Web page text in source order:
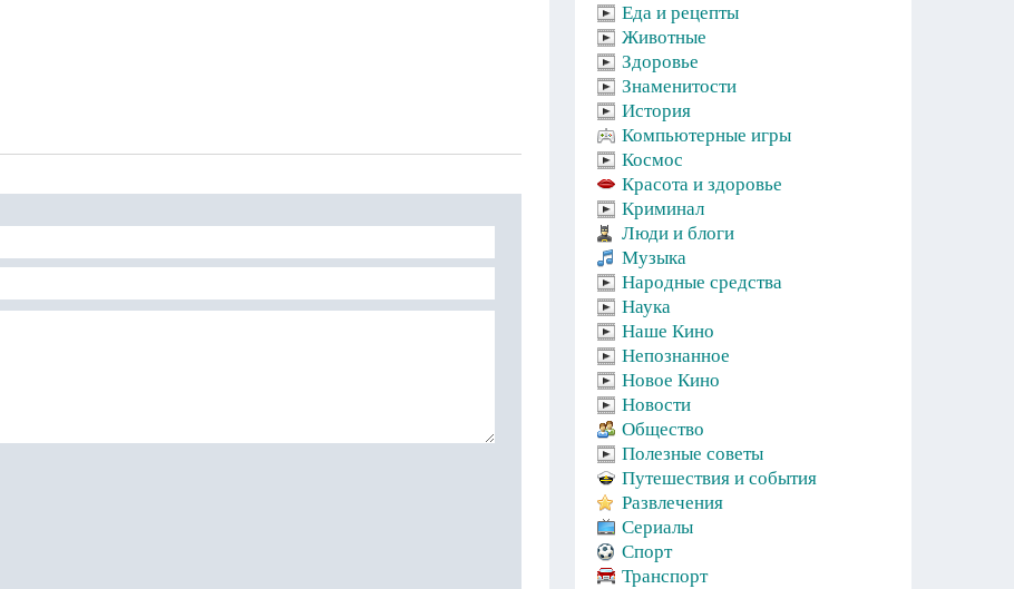
Еда и рецепты
Животные
Здоровье
Знаменитости
История
Компьютерные игры
Космос
Красота и здоровье
Криминал
Люди и блоги
Музыка
Народные средства
Наука
Наше Кино
Непознанное
Новое Кино
Новости
Общество
Полезные советы
Путешествия и события
Развлечения
Сериалы
Спорт
Транспорт